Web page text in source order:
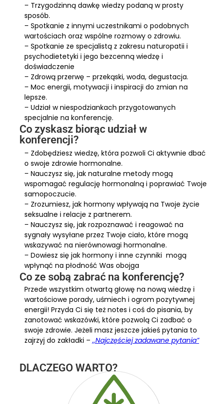
– Trzygodzinną dawkę wiedzy podaną w prosty
sposób.
– Spotkanie z innymi uczestnikami o podobnych
wartościach oraz wspólne rozmowy o zdrowiu.
– Spotkanie ze specjalistą z zakresu naturopatii i
psychodietetyki i jego bezcenną wiedzę i
doświadczenie
– Zdrową przerwę – przekąski, woda, degustacja.
– Moc energii, motywacji i inspiracji do zmian na
lepsze.
– Udział w niespodziankach przygotowanych
specjalnie na konferencję.
Co zyskasz biorąc udział w
konferencji?
– Zdobędziesz wiedzę, która pozwoli Ci aktywnie dbać
o swoje zdrowie hormonalne.
– Nauczysz się, jak naturalne metody mogą
wspomagać regulację hormonalną i poprawiać Twoje
samopoczucie.
– Zrozumiesz, jak hormony wpływają na Twoje życie
seksualne i relacje z partnerem.
– Nauczysz się, jak rozpoznawać i reagować na
sygnały wysyłane przez Twoje ciało, które mogą
wskazywać na nierównowagi hormonalne.
– Dowiesz się jak hormony i inne czynniki mogą
wpłynąć na płodność Was obojga
Co ze sobą zabrać na konferencję?
Przede wszystkim otwartą głowę na nową wiedzę i
wartościowe porady, uśmiech i ogrom pozytywnej
energii! Przyda Ci się też notes i coś do pisania, by
zanotować wskazówki, które pozwolą Ci zadbać o
swoje zdrowie. Jeżeli masz jeszcze jakieś pytania to
zajrzyj do zakładki –,,Najczęściej zadawane pytania”
DLACZEGO WARTO?